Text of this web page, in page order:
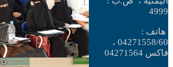
4999
هاتف :
04271558/60 ،
فاكس 04271564